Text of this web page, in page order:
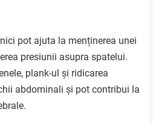
pot ajuta la menținerea unei
presiunii asupra spatelui.
plank-ul și ridicarea
abdominali și pot contribui la